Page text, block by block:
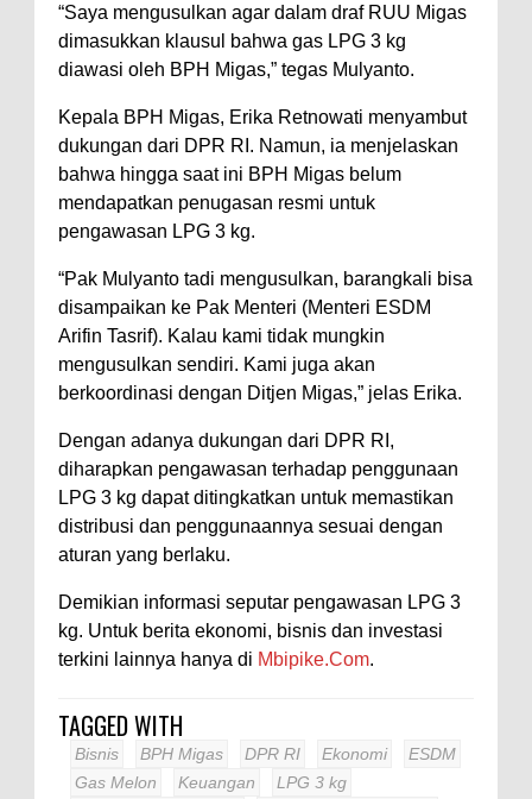
“Saya mengusulkan agar dalam draf RUU Migas
dimasukkan klausul bahwa gas LPG 3 kg
diawasi oleh BPH Migas,” tegas Mulyanto.
Kepala BPH Migas, Erika Retnowati menyambut
dukungan dari DPR RI. Namun, ia menjelaskan
bahwa hingga saat ini BPH Migas belum
mendapatkan penugasan resmi untuk
pengawasan LPG 3 kg.
“Pak Mulyanto tadi mengusulkan, barangkali bisa
disampaikan ke Pak Menteri (Menteri ESDM
Arifin Tasrif). Kalau kami tidak mungkin
mengusulkan sendiri. Kami juga akan
berkoordinasi dengan Ditjen Migas,” jelas Erika.
Dengan adanya dukungan dari DPR RI,
diharapkan pengawasan terhadap penggunaan
LPG 3 kg dapat ditingkatkan untuk memastikan
distribusi dan penggunaannya sesuai dengan
aturan yang berlaku.
Demikian informasi seputar pengawasan LPG 3
kg. Untuk berita ekonomi, bisnis dan investasi
terkini lainnya hanya di Mbipike.Com.
TAGGED WITH
Bisnis BPH Migas DPR RI Ekonomi
ESDM
Gas Melon
Keuangan
LPG 3 kg